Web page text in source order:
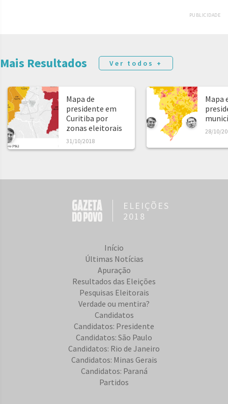
PUBLICIDADE
Mais Resultados Ver todos +
Mapa de
presidente em
Curitiba por
zonas eleitorais
31/10/2018
Mapa
28/10/
ELEIÇÕES
2018
Início
Últimas Notícias
Apuração
Resultados das Eleições
Pesquisas Eleitorais
Verdade ou mentira?
Candidatos
Candidatos: Presidente
Candidatos: São Paulo
Candidatos: Rio de Janeiro
Candidatos: Minas Gerais
Candidatos: Paraná
Partidos